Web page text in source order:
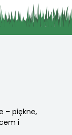
– piękne,
i